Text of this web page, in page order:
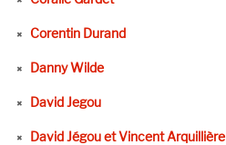
Corentin Durand
Danny Wilde
David Jegou
David Jégou et Vincent Arquillière